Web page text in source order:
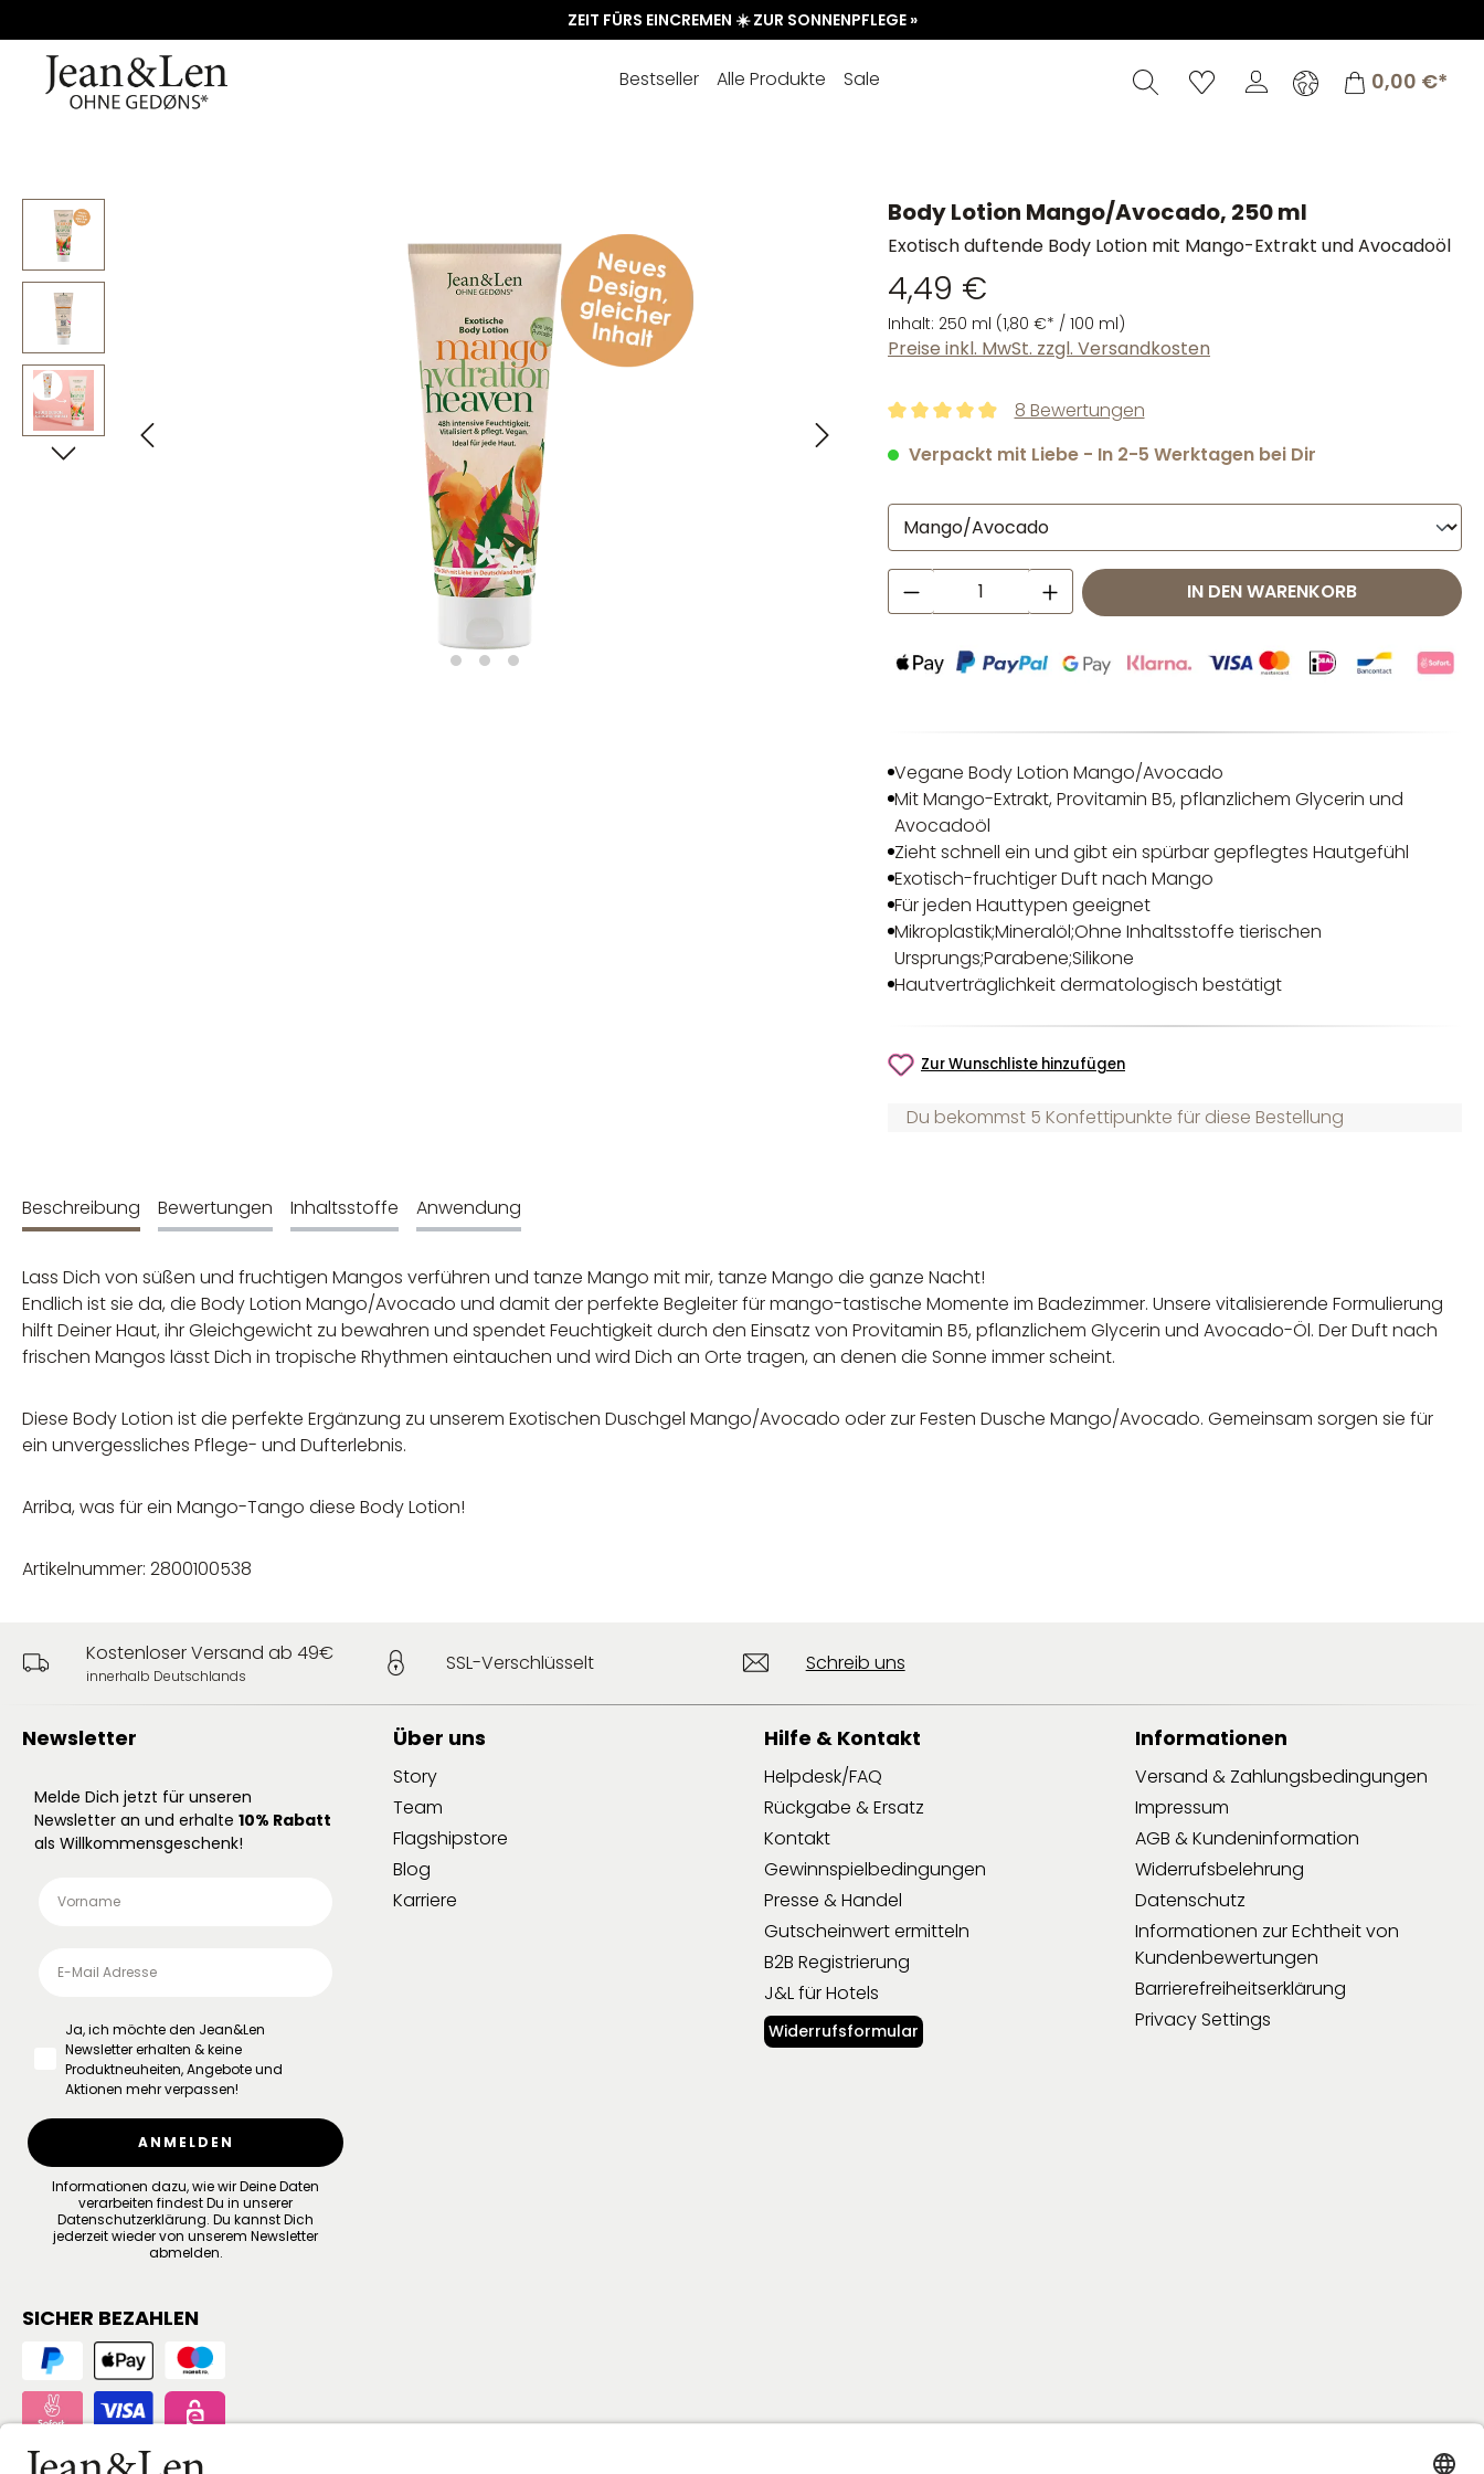
ZEIT FÜRS EINCREMEN ☀️ ZUR SONNENPFLEGE »
Bestseller Alle Produkte Sale Warenkorb
0,00 €*
Bildergalerie überspringen Body Lotion Mango/Avocado, 250 ml
Exotisch duftende Body Lotion mit Mango-Extrakt und Avocadoöl
4,49 €
Inhalt: 250 ml (1,80 €* / 100 ml)
Preise inkl. MwSt. zzgl. Versandkosten
8 Bewertungen
Verpackt mit Liebe - In 2-5 Werktagen bei Dir
Produkt Anzahl: Gib den gewünschten
IN DEN WARENKORB
Vegane Body Lotion Mango/Avocado
Mit Mango-Extrakt, Provitamin B5, pflanzlichem Glycerin und
Avocadoöl
Zieht schnell ein und gibt ein spürbar gepflegtes Hautgefühl
Exotisch-fruchtiger Duft nach Mango
Für jeden Hauttypen geeignet
Mikroplastik;Mineralöl;Ohne Inhaltsstoffe tierischen
Ursprungs;Parabene;Silikone
Hautverträglichkeit dermatologisch bestätigt
Zur Wunschliste hinzufügen
Du bekommst 5 Konfettipunkte für diese Bestellung
Beschreibung Bewertungen Inhaltsstoffe Anwendung
Lass Dich von süßen und fruchtigen Mangos verführen und tanze Mango mit mir, tanze Mango die ganze Nacht!
Endlich ist sie da, die Body Lotion Mango/Avocado und damit der perfekte Begleiter für mango-tastische Momente im Badezimmer. Unsere vitalisierende Formulierung
hilft Deiner Haut, ihr Gleichgewicht zu bewahren und spendet Feuchtigkeit durch den Einsatz von Provitamin B5, pflanzlichem Glycerin und Avocado-Öl. Der Duft nach
frischen Mangos lässt Dich in tropische Rhythmen eintauchen und wird Dich an Orte tragen, an denen die Sonne immer scheint.
Diese Body Lotion ist die perfekte Ergänzung zu unserem Exotischen Duschgel Mango/Avocado oder zur Festen Dusche Mango/Avocado. Gemeinsam sorgen sie für
ein unvergessliches Pflege- und Dufterlebnis.
Arriba, was für ein Mango-Tango diese Body Lotion!
Artikelnummer: 2800100538
Kostenloser Versand ab 49€
innerhalb Deutschlands
SSL-Verschlüsselt Schreib uns
Newsletter
Melde Dich jetzt für unseren
Newsletter an und erhalte 10% Rabatt
als Willkommensgeschenk!
Ja, ich möchte den Jean&Len
Newsletter erhalten & keine
Produktneuheiten, Angebote und
Aktionen mehr verpassen!
ANMELDEN
Informationen dazu, wie wir Deine Daten
verarbeiten findest Du in unserer
Datenschutzerklärung. Du kannst Dich
jederzeit wieder von unserem Newsletter
abmelden.
Über uns
Story
Team
Flagshipstore
Blog
Karriere
Hilfe & Kontakt
Helpdesk/FAQ
Rückgabe & Ersatz
Kontakt
Gewinnspielbedingungen
Presse & Handel
Gutscheinwert ermitteln
B2B Registrierung
J&L für Hotels
Widerrufsformular
Informationen
Versand & Zahlungsbedingungen
Impressum
AGB & Kundeninformation
Widerrufsbelehrung
Datenschutz
Informationen zur Echtheit von
Kundenbewertungen
Barrierefreiheitserklärung
Privacy Settings
SICHER BEZAHLEN